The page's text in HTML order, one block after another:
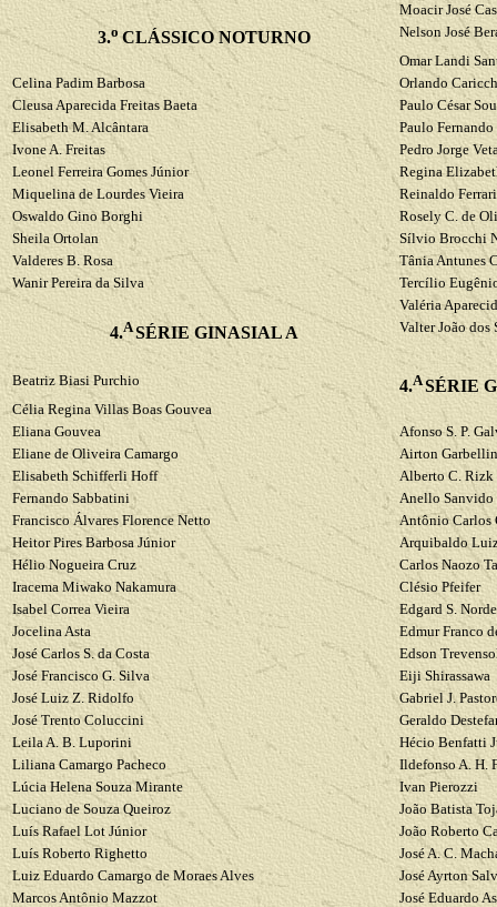
Moacir José
3.oCLÁSSICO NOTURNO Nelson José
OmarLandi
Celina Padim Barbosa Orlando
CleusaAparecida Freitas Baeta
Paulo César
Elisabeth M. Alcântara
Paulo Fernando
Ivone A. Freitas
Pedro Jorge
Leonel Ferreira Gomes Júnior
Regina
Miquelina de Lourdes Vieira
Reinaldo
Oswaldo Gino Borghi
Rosely C. de
Sheila Ortolan Sílvio Brocchi
ValderesB. Rosa
Tânia Antunes
WanirPereira da Silva Tercílio
Valéria
4.ASÉRIE GINASIAL A Valter João dos
Beatriz Biasi Purchio 4.ASÉRIE
Célia Regina VillasBoas Gouvea
Eliana Gouvea Afonso S. P.
Eliane de Oliveira Camargo
Airton
Elisabeth Schifferli Hoff Alberto C. Rizk
Fernando Sabbatini Anello Sanvido
FranciscoÁlvares Florence Netto
Antônio Carlos
Heitor Pires Barbosa Júnior
Arquibaldo
Hélio Nogueira Cruz
Carlos Naozo
Iracema Miwako Nakamura Clésio Pfeifer
Isabel Correa Vieira
Edgard S.
JocelinaAsta EdmurFranco
José Carlos S. da Costa
Edson
José FranciscoG. Silva Eiji Shirassawa
José Luiz Z. Ridolfo Gabriel J.
José TrentoColuccini Geraldo
Leila A. B.Luporini Hécio Benfatti
Liliana Camargo Pacheco
Ildefonso A. H.
Lúcia Helena Souza Mirante Ivan Pierozzi
Luciano de Souza Queiroz
João Batista
Luís Rafael Lot Júnior
João Roberto
Luís Roberto Righetto
José A. C.
Luiz Eduardo Camargo de Moraes Alves José Ayrton
Marcos Antônio Mazzot José Eduardo